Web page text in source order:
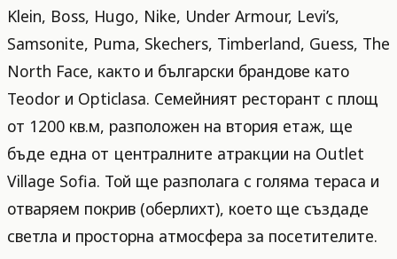
Klein, Boss, Hugo, Nike, Under Armour, Levi’s,
Samsonite, Puma, Skechers, Timberland, Guess, The
North Face, както и български брандове като
Teodor и Opticlasa. Семейният ресторант с площ
от 1200 кв.м, разположен на втория етаж, ще
бъде една от централните атракции на Outlet
Village Sofia. Той ще разполага с голяма тераса и
отваряем покрив (оберлихт), което ще създаде
светла и просторна атмосфера за посетителите.